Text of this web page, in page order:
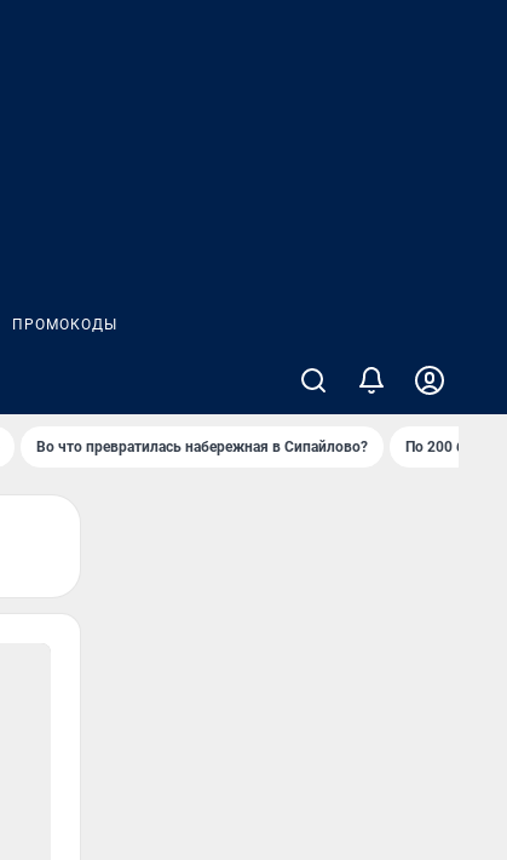
ПРОМОКОДЫ
Во что превратилась набережная в Сипайлово? По 200